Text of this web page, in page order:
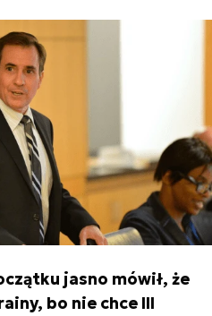
jasno mówił, że
bo nie chce III